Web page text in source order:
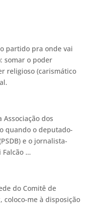
partido pra onde vai
somar o poder
religioso (carismático
dos
quando o deputado-
e o jornalista-
Falcão …
do Comitê de
coloco-me à disposição